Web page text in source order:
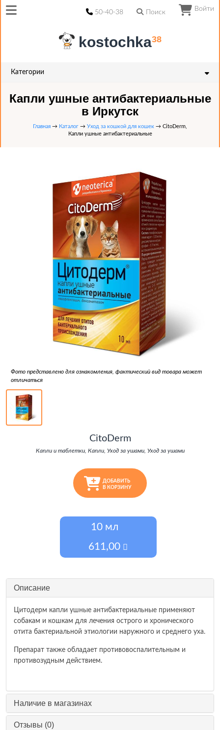
Войти
50-40-38 Поиск
kostochka38
Категории
Капли ушные антибактериальные
в Иркутск
Главная → Каталог → Уход за кошкой для кошек → CitoDerm,
Капли ушные антибактериальные
Фото представлено для ознакомления, фактический вид товара может
отличаться
CitoDerm
Капли и таблетки, Капли, Уход за ушами, Уход за ушами
ДОБАВИТЬ
В КОРЗИНУ
10 мл
611,00
Описание
Цитодерм капли ушные антибактериальные применяют
собакам и кошкам для лечения острого и хронического
отита бактериальной этиологии наружного и среднего уха.
Препарат также обладает противовоспалительным и
противозудным действием.
Наличие в магазинах
Отзывы (0)